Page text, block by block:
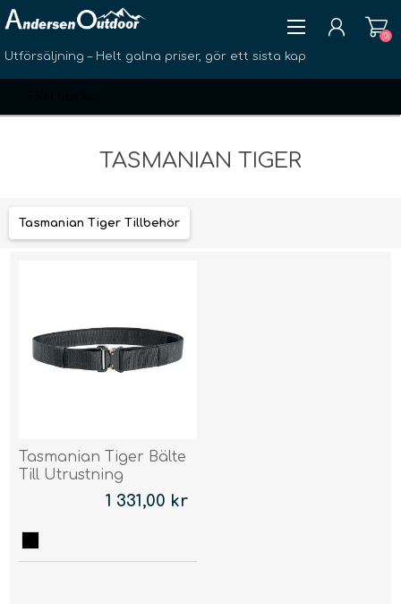
Utförsäljning – Helt galna priser, gör ett sista kap
LOGGA IN
(0)
TASMANIAN TIGER
Tasmanian Tiger Tillbehör
Tasmanian Tiger Bälte
Till Utrustning
1 331,00 kr